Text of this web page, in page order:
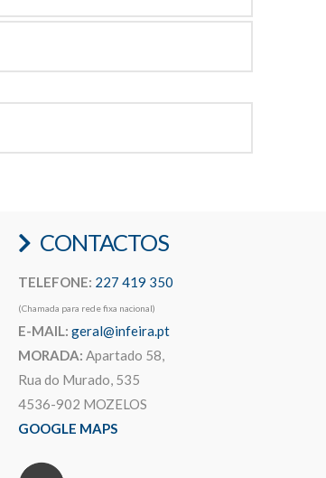
CONTACTOS
TELEFONE: 227 419 350
(Chamada para rede fixa nacional)
E-MAIL: geral@infeira.pt
MORADA: Apartado 58,
Rua do Murado, 535
4536-902 MOZELOS
GOOGLE MAPS